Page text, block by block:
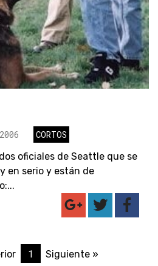
CORTOS
oficiales de Seattle que se
en serio y están de
1 Siguiente »